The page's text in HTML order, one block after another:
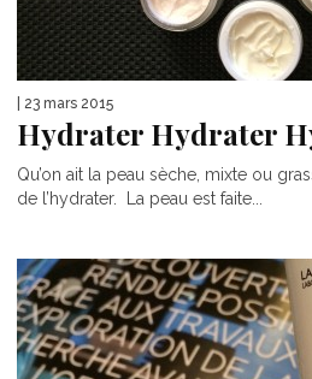
| 23 mars 2015
Hydrater Hydrater
Qu’on ait la peau sèche, mixte ou
de l’hydrater. La peau est faite...